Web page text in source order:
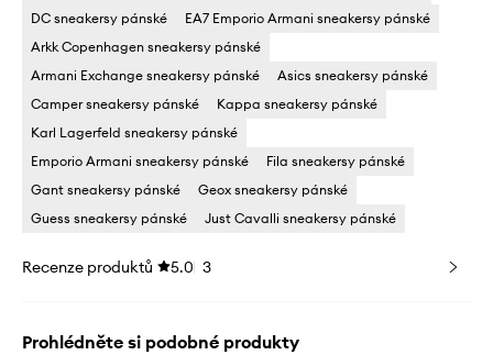
DC sneakersy pánské
EA7 Emporio Armani sneakersy pánské
Arkk Copenhagen sneakersy pánské
Armani Exchange sneakersy pánské
Asics sneakersy pánské
Camper sneakersy pánské
Kappa sneakersy pánské
Karl Lagerfeld sneakersy pánské
Emporio Armani sneakersy pánské
Fila sneakersy pánské
Gant sneakersy pánské
Geox sneakersy pánské
Guess sneakersy pánské
Just Cavalli sneakersy pánské
Recenze produktů 5.0 3
Prohlédněte si podobné produkty